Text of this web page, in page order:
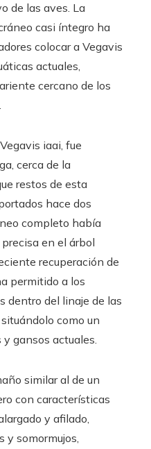
de las aves. La
casi íntegro ha
colocar a Vegavis
actuales,
cercano de los
iaai, fue
cerca de la
restos de esta
hace dos
completo había
en el árbol
recuperación de
permitido a los
dentro del linaje de las
como un
gansos actuales.
similar al de un
con características
y afilado,
y somormujos,